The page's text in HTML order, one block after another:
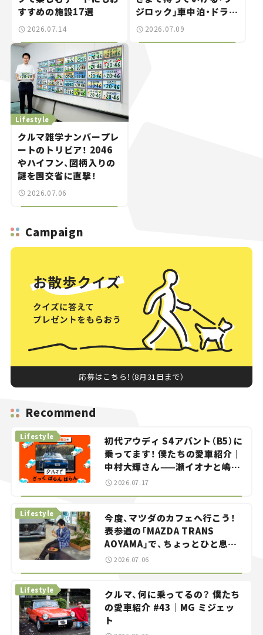
すすめの施設17選
2026.07.14
ジロック」車中泊・ドライ
ブガイド。
2026.07.09
Lifestyle
クルマ雑学ナンバープレ
ートのトリビア！ 2046
やハイフン、図柄入りの
謎を国交省に直撃！
2026.07.06
Campaign
応募はこちら！（8月31日まで）
Recommend
初代アウディ S4アバント（B5）に
乗ってます！ 僕たちの愛車紹介｜
中村大輝さん——瀬イオナと嶋田
智之の「クルマでざっくばらんば
らん！」＃20
Lifestyle
2026.07.17
今度、マツダのカフェへ行こう！
表参道の「MAZDA TRANS
AOYAMA」で、ちょっとひと息。
——連載｜CCGとクルマでどうす
Lifestyle
2026.07.06
クルマ、何に乗ってるの？ 僕たち
の愛車紹介 #43｜MG ミジェッ
ト
Lifestyle